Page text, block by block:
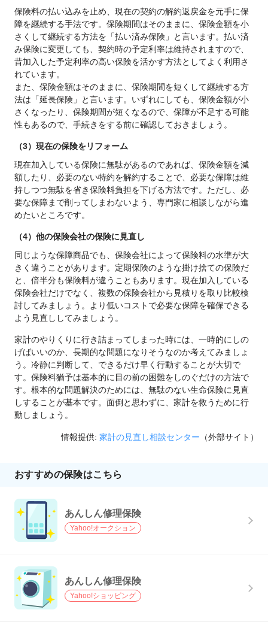
保険料の払い込みを止め、現在の契約の解約返戻金を元手に保
障を継続する手法です。保険期間はそのままに、保険金額を小
さくして継続する方法を「払い済み保険」と言います。払い済
み保険に変更しても、契約時の予定利率は維持されますので、
昔加入した予定利率の高い保険を活かす方法としてよく利用さ
れています。
また、保険金額はそのままに、保険期間を短くして継続する方
法は「延長保険」と言います。いずれにしても、保険金額が小
さくなったり、保険期間が短くなるので、保障が不足する可能
性もあるので、手続きをする前に確認しておきましょう。
（3）現在の保険をリフォーム
現在加入している保険に無駄があるのであれば、保険金額を減
額したり、必要のない特約を解約することで、必要な保障は維
持しつつ無駄を省き保険料負担を下げる方法です。ただし、必
要な保障まで削ってしまわないよう、専門家に相談しながら進
めたいところです。
（4）他の保険会社の保険に見直し
同じような保障商品でも、保険会社によって保険料の水準が大
きく違うことがあります。定期保険のような掛け捨ての保険だ
と、倍半分も保険料が違うこともあります。現在加入している
保険会社だけでなく、複数の保険会社から見積りを取り比較検
討してみましょう。より低いコストで必要な保障を確保できる
よう見直ししてみましょう。
家計のやりくりに行き詰まってしまった時には、一時的にしの
げばいいのか、長期的な問題になりそうなのか考えてみましょ
う。冷静に判断して、できるだけ早く行動することが大切で
す。保険料猶予は基本的に目の前の困難をしのぐだけの方法で
す。根本的な問題解決のためには、無駄のない生命保険に見直
しすることが基本です。面倒と思わずに、家計を救うために行
動しましょう。
情報提供: 家計の見直し相談センター （外部サイト）
おすすめの保険はこちら
あんしん修理保険
Yahoo!オークション
あんしん修理保険
Yahoo!ショッピング